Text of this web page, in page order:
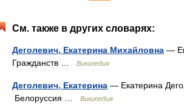
См. также в других словарях:
Деголевич, Екатерина Михайловна —
Гражданств …
Википедия
Деголевич, Екатерина — Екатерина
Белоруссия …
Википедия